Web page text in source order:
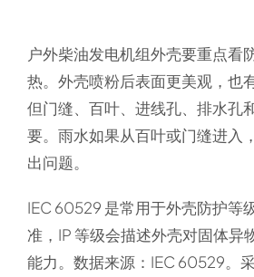
户外柴油发电机组外壳要重点看
热。外壳喷粉后表面更美观，也
但门缝、百叶、进线孔、排水孔
要。雨水如果从百叶或门缝进入
出问题。
IEC 60529 是常用于外壳防护等
准，IP 等级会描述外壳对固体异
能力。数据来源：IEC 60529。